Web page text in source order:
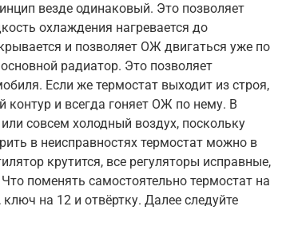
везде одинаковый. Это позволяет
охлаждения нагревается до
и позволяет ОЖ двигаться уже по
радиатор. Это позволяет
Если же термостат выходит из строя,
контур и всегда гоняет ОЖ по нему. В
совсем холодный воздух, поскольку
в неисправностях термостат можно в
крутится, все регуляторы исправные,
поменять самостоятельно термостат на
на 12 и отвёртку. Далее следуйте